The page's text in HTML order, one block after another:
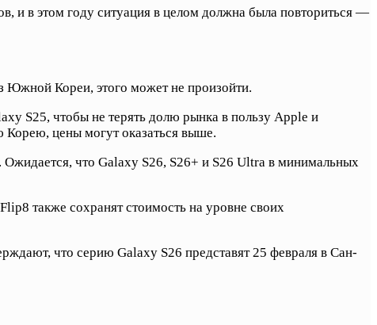
и в этом году ситуация в целом должна была повториться —
Южной Кореи, этого может не произойти.
S25, чтобы не терять долю рынка в пользу Apple и
цены могут оказаться выше.
что Galaxy S26, S26+ и S26 Ultra в минимальных
также сохранят стоимость на уровне своих
что серию Galaxy S26 представят 25 февраля в Сан-